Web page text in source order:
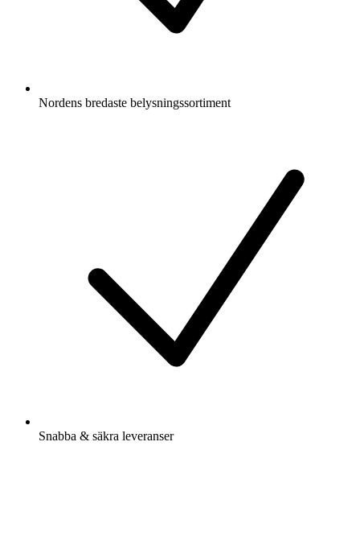
Nordens bredaste belysningssortiment
Snabba & säkra leveranser